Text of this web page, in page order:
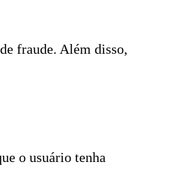
fraude. Além disso,
o usuário tenha